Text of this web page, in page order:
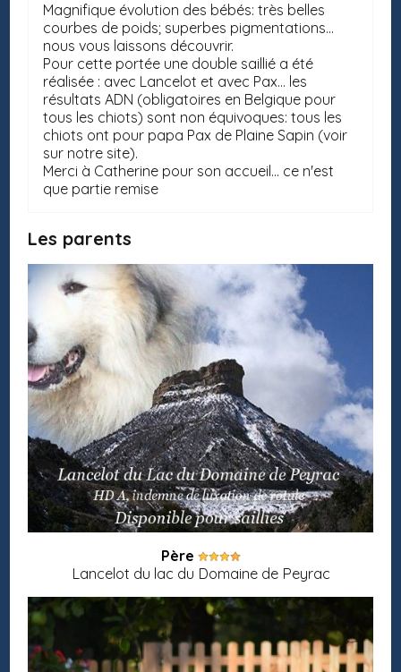
Magnifique évolution des bébés: très belles
courbes de poids; superbes pigmentations...
nous vous laissons découvrir.
Pour cette portée une double saillié a été
réalisée : avec Lancelot et avec Pax... les
résultats ADN (obligatoires en Belgique pour
tous les chiots) sont non équivoques: tous les
chiots ont pour papa Pax de Plaine Sapin (voir
sur notre site).
Merci à Catherine pour son accueil... ce n'est
que partie remise
Les parents
Père
Lancelot du lac du Domaine de Peyrac